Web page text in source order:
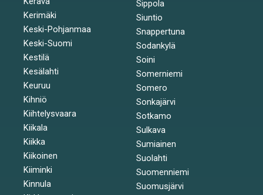
Kerimäki
Keski-Pohjanmaa
Keski-Suomi
Kestilä
Kesälahti
Keuruu
Kihniö
Kiihtelysvaara
Kiikala
Kiikka
Kiikoinen
Kiiminki
Kinnula
Sippola
Siuntio
Snappertuna
Sodankylä
Soini
Somerniemi
Somero
Sonkajärvi
Sotkamo
Sulkava
Sumiainen
Suolahti
Suomenniemi
Suomusjärvi